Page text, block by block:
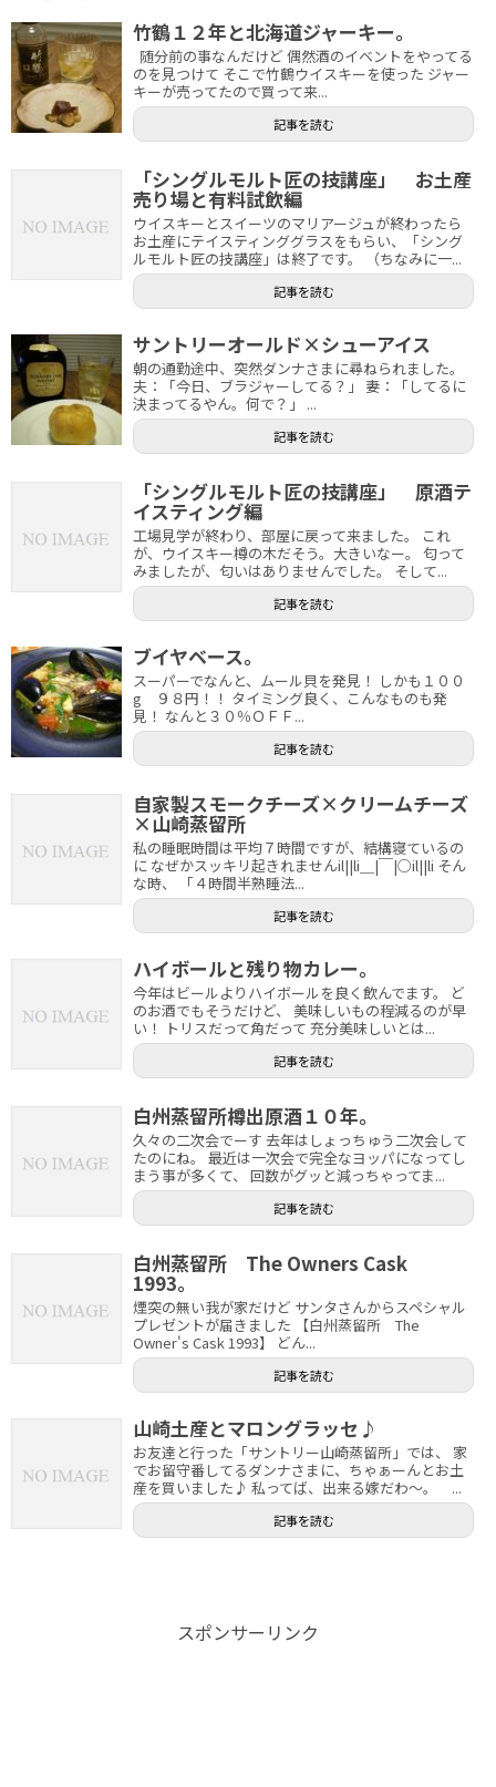
竹鶴１２年と北海道ジャーキー。
随分前の事なんだけど 偶然酒のイベントをやってる
のを見つけて そこで竹鶴ウイスキーを使った ジャー
キーが売ってたので買って来...
記事を読む
「シングルモルト匠の技講座」 お土産
売り場と有料試飲編
ウイスキーとスイーツのマリアージュが終わったら
お土産にテイスティンググラスをもらい、「シング
ルモルト匠の技講座」は終了です。 （ちなみに一...
記事を読む
サントリーオールド×シューアイス
朝の通勤途中、突然ダンナさまに尋ねられました。
夫：「今日、ブラジャーしてる？」 妻：「してるに
決まってるやん。何で？」 ...
記事を読む
「シングルモルト匠の技講座」 原酒テ
イスティング編
工場見学が終わり、部屋に戻って来ました。 これ
が、ウイスキー樽の木だそう。大きいなー。 匂って
みましたが、匂いはありませんでした。 そして...
記事を読む
ブイヤベース。
スーパーでなんと、ムール貝を発見！ しかも１００
g ９８円！！ タイミング良く、こんなものも発
見！ なんと３０％ＯＦＦ...
記事を読む
自家製スモークチーズ×クリームチーズ
×山崎蒸留所
私の睡眠時間は平均７時間ですが、結構寝ているの
に なぜかスッキリ起きれませんil||li＿|￣|○il||li そん
な時、 「４時間半熟睡法...
記事を読む
ハイボールと残り物カレー。
今年はビールよりハイボールを良く飲んでます。 ど
のお酒でもそうだけど、 美味しいもの程減るのが早
い！ トリスだって角だって 充分美味しいとは...
記事を読む
白州蒸留所樽出原酒１０年。
久々の二次会でーす 去年はしょっちゅう二次会して
たのにね。 最近は一次会で完全なヨッパになってし
まう事が多くて、 回数がグッと減っちゃってま...
記事を読む
白州蒸留所 The Owners Cask
1993。
煙突の無い我が家だけど サンタさんからスペシャル
プレゼントが届きました 【白州蒸留所 The
Owner's Cask 1993】 どん...
記事を読む
山崎土産とマロングラッセ♪
お友達と行った「サントリー山崎蒸留所」では、 家
でお留守番してるダンナさまに、ちゃぁーんとお土
産を買いました♪ 私ってば、出来る嫁だわ～。 ...
記事を読む
スポンサーリンク